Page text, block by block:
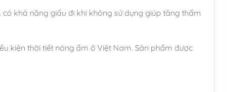
khả năng giấu đi khi không sử dụng giúp tăng thẩm
kiện thời tiết nóng ẩm ở Việt Nam. Sản phẩm được